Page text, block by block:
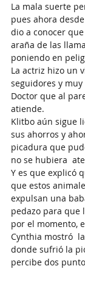
La mala suerte
pues ahora
dio a conocer
araña de las
poniendo en
La actriz hizo un
seguidores y
Doctor que al
atiende.
Klitbo aún sigue
sus ahorros y
picadura que
no se hubiera
Y es que explicó
que estos
expulsan una
pedazo para que
por el momento,
Cynthia mostró
donde sufrió la
percibe dos